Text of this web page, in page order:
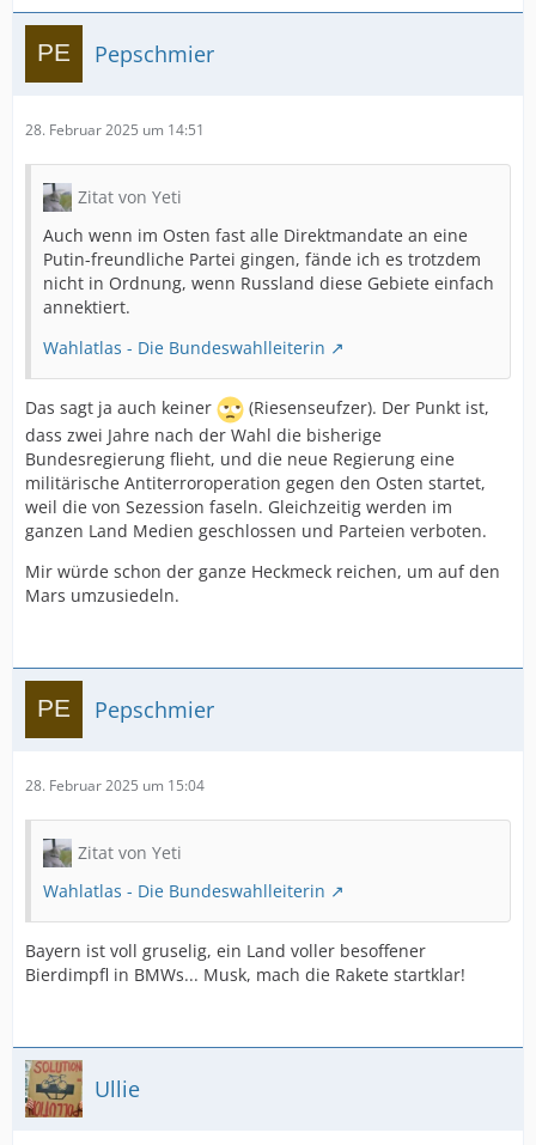
Pepschmier
28. Februar 2025 um 14:51
Zitat von Yeti
Auch wenn im Osten fast alle Direktmandate an eine
Putin-freundliche Partei gingen, fände ich es trotzdem
nicht in Ordnung, wenn Russland diese Gebiete einfach
annektiert.
Wahlatlas - Die Bundeswahlleiterin
Das sagt ja auch keiner
(Riesenseufzer). Der Punkt ist,
dass zwei Jahre nach der Wahl die bisherige
Bundesregierung flieht, und die neue Regierung eine
militärische Antiterroroperation gegen den Osten startet,
weil die von Sezession faseln. Gleichzeitig werden im
ganzen Land Medien geschlossen und Parteien verboten.
Mir würde schon der ganze Heckmeck reichen, um auf den
Mars umzusiedeln.
Pepschmier
28. Februar 2025 um 15:04
Zitat von Yeti
Wahlatlas - Die Bundeswahlleiterin
Bayern ist voll gruselig, ein Land voller besoffener
Bierdimpfl in BMWs... Musk, mach die Rakete startklar!
Ullie